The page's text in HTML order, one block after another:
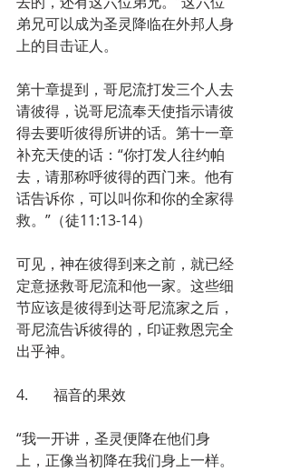
弟兄可以成为圣灵降临在外邦人身
上的目击证人。
第十章提到，哥尼流打发三个人去
请彼得，说哥尼流奉天使指示请彼
得去要听彼得所讲的话。第十一章
补充天使的话：“你打发人往约帕
去，请那称呼彼得的西门来。他有
话告诉你，可以叫你和你的全家得
救。”（徒11:13-14）
可见，神在彼得到来之前，就已经
定意拯救哥尼流和他一家。这些细
节应该是彼得到达哥尼流家之后，
哥尼流告诉彼得的，印证救恩完全
出乎神。
4.       福音的果效
“我一开讲，圣灵便降在他们身
上，正像当初降在我们身上一样。